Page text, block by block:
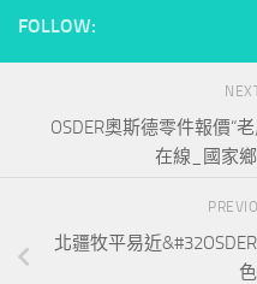
FOLLOW:
OSDER奧斯德零件報價“
在線_國家
北疆牧平易近